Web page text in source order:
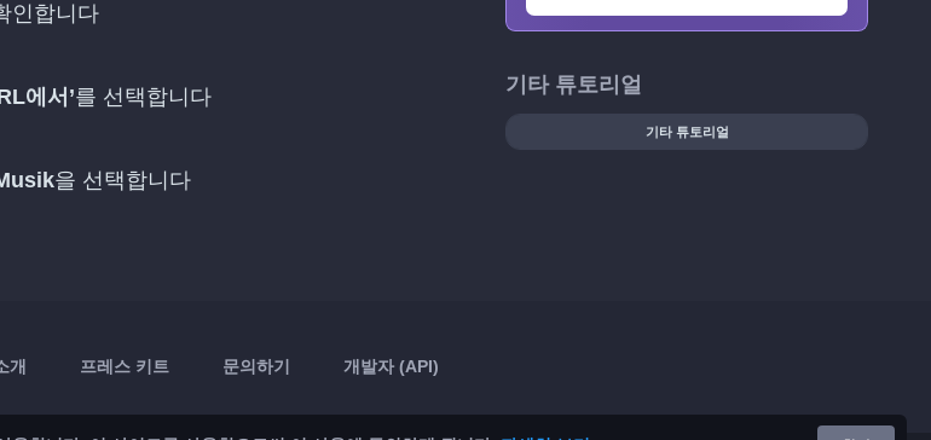
인합니다
에서’를 선택합니다
을 선택합니다
기타 튜토리얼
기타 튜토리얼
개 프레스 키트 문의하기 개발자 (API)